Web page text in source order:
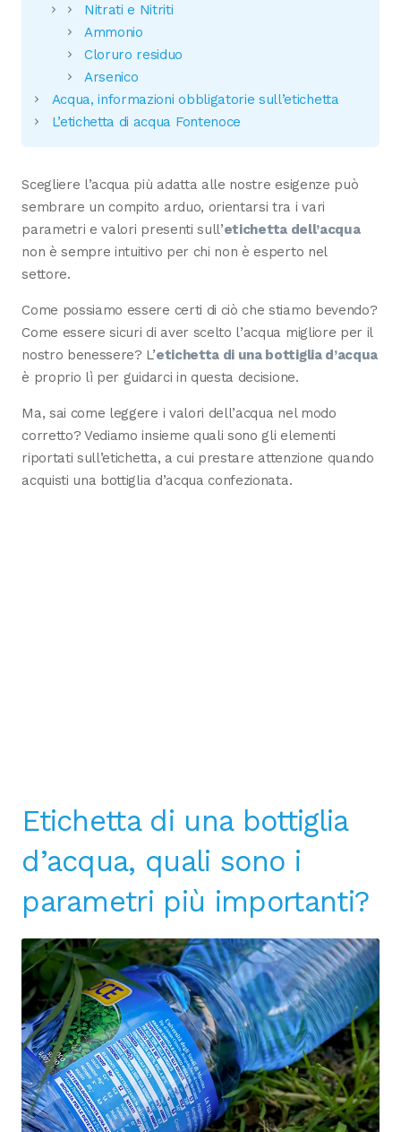
Nitrati e Nitriti
Ammonio
Cloruro residuo
Arsenico
Acqua, informazioni obbligatorie sull’etichetta
L’etichetta di acqua Fontenoce
Scegliere l’acqua più adatta alle nostre esigenze può
sembrare un compito arduo, orientarsi tra i vari
parametri e valori presenti sull’etichetta dell’acqua
non è sempre intuitivo per chi non è esperto nel
settore.
Come possiamo essere certi di ciò che stiamo bevendo?
Come essere sicuri di aver scelto l’acqua migliore per il
nostro benessere? L’etichetta di una bottiglia d’acqua
è proprio lì per guidarci in questa decisione.
Ma, sai come leggere i valori dell’acqua nel modo
corretto? Vediamo insieme quali sono gli elementi
riportati sull’etichetta, a cui prestare attenzione quando
acquisti una bottiglia d’acqua confezionata.
Etichetta di una bottiglia
d’acqua, quali sono i
parametri più importanti?